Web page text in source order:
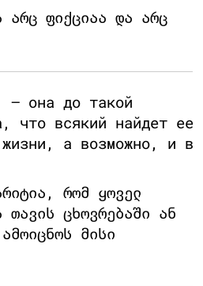
არც ფიქციაა და არც
до такой
что всякий найдет ее
а возможно, и в
რომ ყოველ
თავის ცხოვრებაში ან
მისი